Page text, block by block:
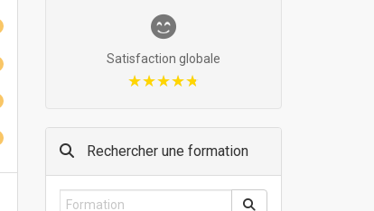
Satisfaction globale
★★★★★
★★★★★
Rechercher une formation